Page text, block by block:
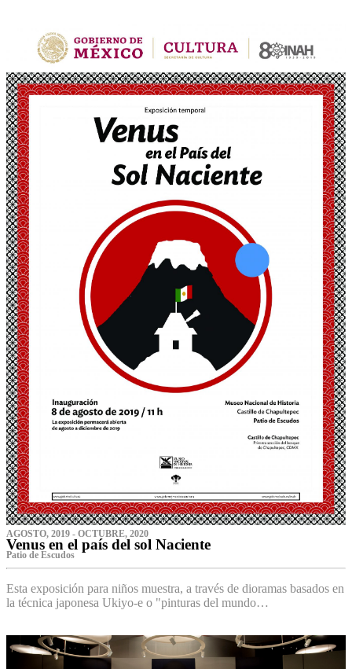
AGOSTO, 2019 - OCTUBRE, 2020
Venus en el país del sol Naciente
P‌atio de Escudos
Esta exposición para niños muestra, a través de dioramas basados en
la técnica japonesa Ukiyo-e o "pinturas del mundo…